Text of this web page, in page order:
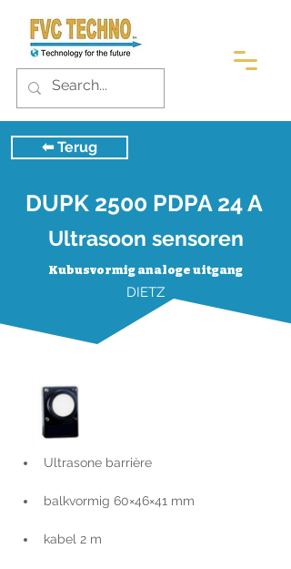
⬅︎ Terug
DUPK 2500 PDPA 24 A
Ultrasoon sensoren
Kubusvormig analoge uitgang
DIETZ
Ultrasone barrière
balkvormig 60×46×41 mm
kabel 2 m